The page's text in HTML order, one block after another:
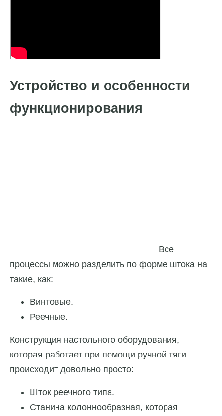
Устройство и особенности
функционирования
Все
процессы можно разделить по форме штока на
такие, как:
Винтовые.
Реечные.
Конструкция настольного оборудования,
которая работает при помощи ручной тяги
происходит довольно просто:
Шток реечного типа.
Станина колоннообразная, которая